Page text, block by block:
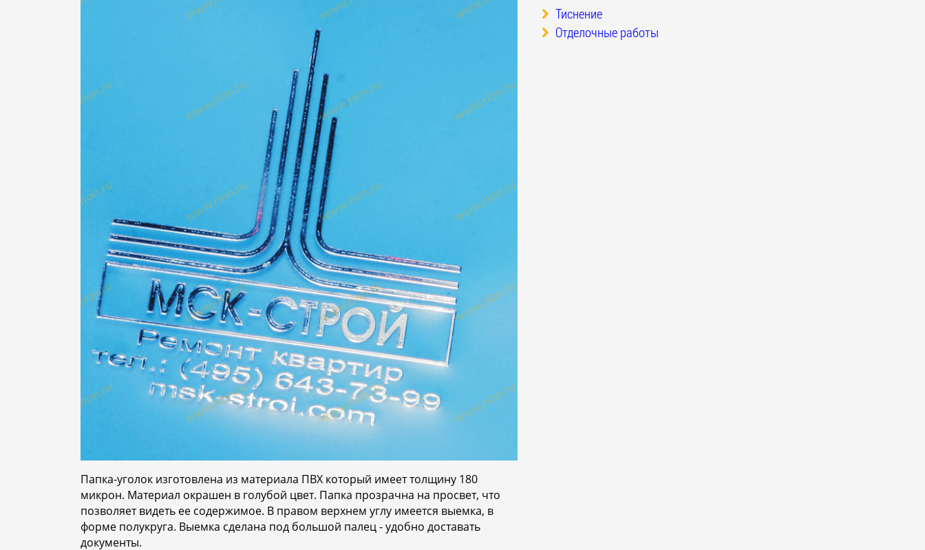
Папка-уголок изготовлена из материала ПВХ который имеет толщину 180
микрон. Материал окрашен в голубой цвет. Папка прозрачна на просвет, что
позволяет видеть ее содержимое. В правом верхнем углу имеется выемка, в
форме полукруга. Выемка сделана под большой палец - удобно доставать
документы.
Тиснение
Отделочные работы